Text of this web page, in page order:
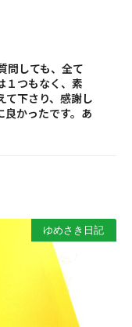
問しても、全て
１つもなく、素
て下さり、感謝し
良かったです。あ
ゆめさき日記